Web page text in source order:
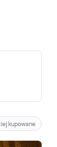
kupowane